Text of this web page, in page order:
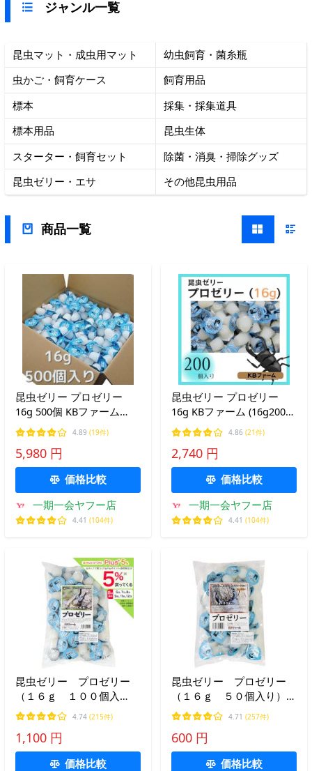
ジャンル一覧
昆虫マット・成虫用マット
幼虫飼育・菌糸瓶
虫かご・飼育ケース
飼育用品
標本
採集・採集道具
標本用品
昆虫生体
スターター・飼育セット
除菌・消臭・掃除グッズ
昆虫ゼリー・エサ
その他昆虫用品
商品一覧
昆虫ゼリー プロゼリー
16g 500個 KBファーム
(16g500個) クワガタゼリ
ー カブトムシ ゼリー エサ
餌
4.89 (19件)
5,980 円
価格比較
一期一会ヤフー店
4.41 (104件)
昆虫ゼリー プロゼリー
16g KBファーム (16g200
個) クワガタゼリー カブト
ムシ ゼリー エサ 餌
4.86 (21件)
2,740 円
価格比較
一期一会ヤフー店
4.41 (104件)
昆虫ゼリー プロゼリー
（１６ｇ １００個入
り） カブトムシ・クワガ
タ用 高タンパク！硬め仕
上げ！ブリードに最適！
4.74 (215件)
1,100 円
価格比較
昆虫ゼリー プロゼリー
（１６ｇ ５０個入り）カ
ブトムシ・クワガタ用 高
タンパク！硬め仕上げ！ブ
リードに最適！ お一人様
７点限り
4.71 (257件)
600 円
価格比較